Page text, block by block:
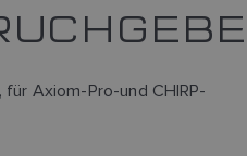
Axiom-Pro-und CHIRP-